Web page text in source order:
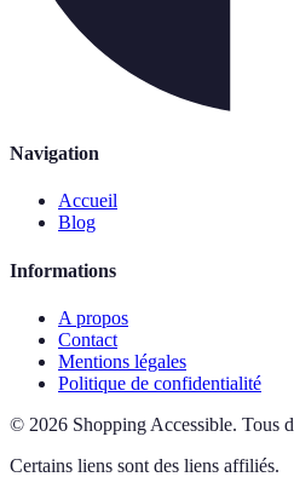
Navigation
Accueil
Blog
Informations
A propos
Contact
Mentions légales
Politique de confidentialité
© 2026 Shopping Accessible. Tous
Certains liens sont des liens affiliés.